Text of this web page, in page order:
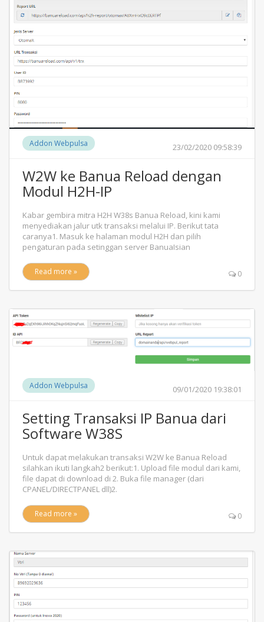
Addon Webpulsa 23/02/2020 09:58:39
W2W ke Banua Reload dengan
Modul H2H-IP
Kabar gembira mitra H2H W38s Banua Reload, kini kami
menyediakan jalur utk transaksi melalui IP. Berikut tata
caranya1. Masuk ke halaman modul H2H dan pilih
pengaturan pada setinggan server BanuaIsian
Read more » 0
Addon Webpulsa 09/01/2020 19:38:01
Setting Transaksi IP Banua dari
Software W38S
Untuk dapat melakukan transaksi W2W ke Banua Reload
silahkan ikuti langkah2 berikut:1. Upload file modul dari kami,
file dapat di download di 2. Buka file manager (dari
CPANEL/DIRECTPANEL dll)2.
Read more » 0